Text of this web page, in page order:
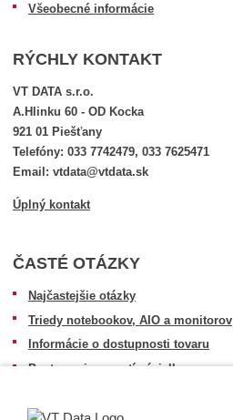
Všeobecné informácie
RÝCHLY KONTAKT
VT DATA s.r.o.
A.Hlinku 60 - OD Kocka
921 01 Piešťany
Telefóny: 033 7742479, 033 7625471
Email: vtdata@vtdata.sk
Úplný kontakt
ČASTÉ OTÁZKY
Najčastejšie otázky
Triedy notebookov, AIO a monitorov
Informácie o dostupnosti tovaru
Postup pri prevzatí zásielky